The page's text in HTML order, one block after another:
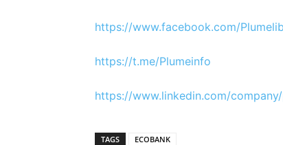
https://www.facebook.com/
https://t.me/Plumeinfo
https://www.linkedin.com/
TAGS ECOBANK